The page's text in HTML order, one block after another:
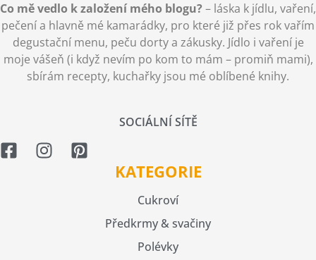
Co mě vedlo k založení mého blogu? – láska k jídlu, vaření,
pečení a hlavně mé kamarádky, pro které již přes rok vařím
degustační menu, peču dorty a zákusky. Jídlo i vaření je
moje vášeň (i když nevím po kom to mám – promiň mami),
sbírám recepty, kuchařky jsou mé oblíbené knihy.
SOCIÁLNÍ SÍTĚ
KATEGORIE
Cukroví
Předkrmy & svačiny
Polévky